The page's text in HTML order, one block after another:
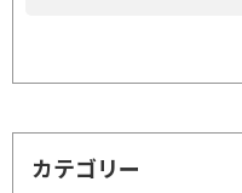
カテゴリー